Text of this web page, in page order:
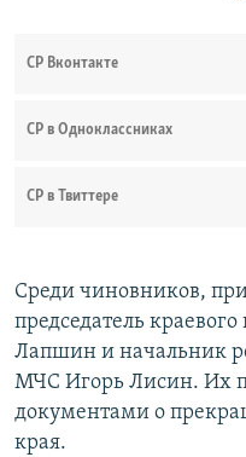
СР Вконтакте
СР в Одноклассниках
СР в Твиттере
Среди чиновников,
председатель
Лапшин и начальник
МЧС Игорь Лисин. Их
документами о
края.